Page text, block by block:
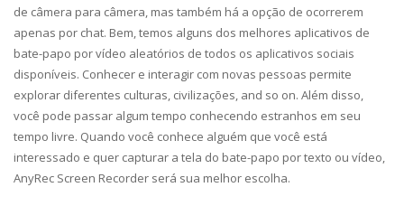
de câmera para câmera, mas também há a opção de ocorrerem
apenas por chat. Bem, temos alguns dos melhores aplicativos de
bate-papo por vídeo aleatórios de todos os aplicativos sociais
disponíveis. Conhecer e interagir com novas pessoas permite
explorar diferentes culturas, civilizações, and so on. Além disso,
você pode passar algum tempo conhecendo estranhos em seu
tempo livre. Quando você conhece alguém que você está
interessado e quer capturar a tela do bate-papo por texto ou vídeo,
AnyRec Screen Recorder será sua melhor escolha.